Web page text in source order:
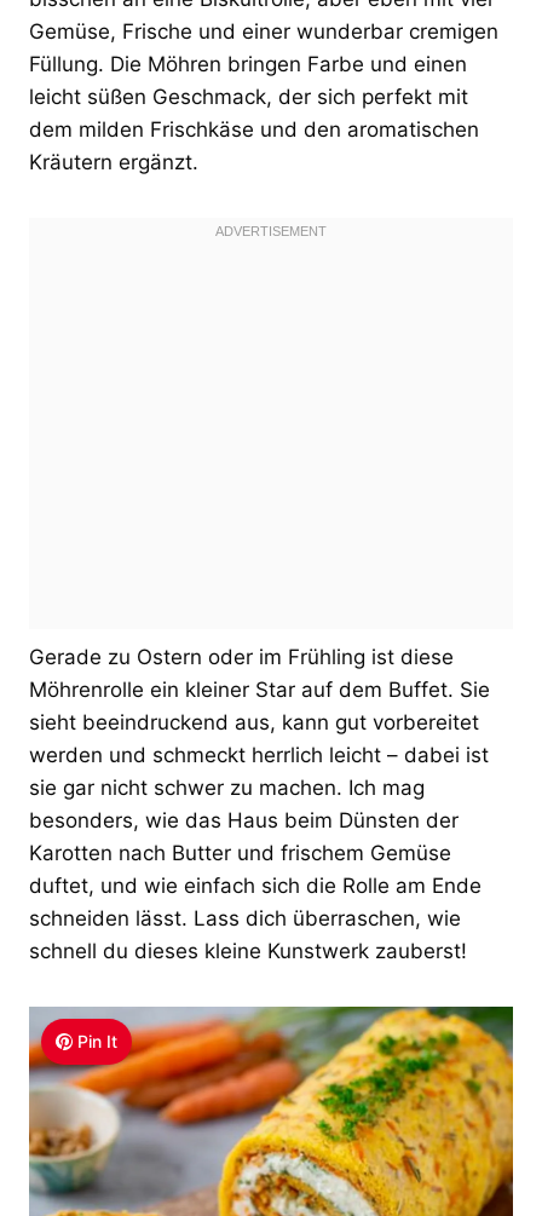
Gemüse, Frische und einer wunderbar cremigen
Füllung. Die Möhren bringen Farbe und einen
leicht süßen Geschmack, der sich perfekt mit
dem milden Frischkäse und den aromatischen
Kräutern ergänzt.
Gerade zu Ostern oder im Frühling ist diese
Möhrenrolle ein kleiner Star auf dem Buffet. Sie
sieht beeindruckend aus, kann gut vorbereitet
werden und schmeckt herrlich leicht – dabei ist
sie gar nicht schwer zu machen. Ich mag
besonders, wie das Haus beim Dünsten der
Karotten nach Butter und frischem Gemüse
duftet, und wie einfach sich die Rolle am Ende
schneiden lässt. Lass dich überraschen, wie
schnell du dieses kleine Kunstwerk zauberst!
Pin It